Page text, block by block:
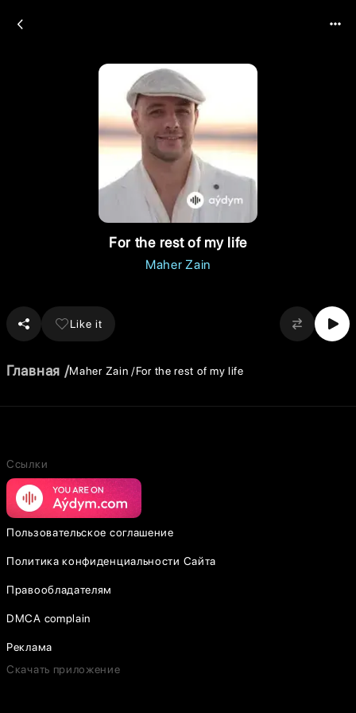
For the rest of my life
Maher Zain
Like it
Главная Maher Zain For the rest of my life
Ссылки
Пользовательское соглашение
Политика конфиденциальности Сайта
Правообладателям
DMCA complain
Реклама
Скачать приложение